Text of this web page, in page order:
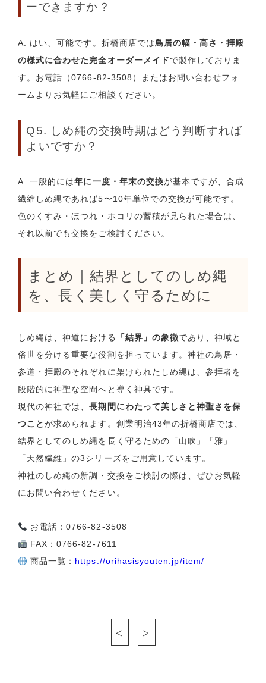
ーできますか？
A. はい、可能です。折橋商店では鳥居の幅・高さ・拝殿
の様式に合わせた完全オーダーメイドで製作しておりま
す。お電話（0766-82-3508）またはお問い合わせフォ
ームよりお気軽にご相談ください。
Q5. しめ縄の交換時期はどう判断すれば
よいですか？
A. 一般的には年に一度・年末の交換が基本ですが、合成
繊維しめ縄であれば5〜10年単位での交換が可能です。
色のくすみ・ほつれ・ホコリの蓄積が見られた場合は、
それ以前でも交換をご検討ください。
まとめ｜結界としてのしめ縄
を、長く美しく守るために
しめ縄は、神道における 「結界」の象徴であり、神域と
俗世を分ける重要な役割を担っています。神社の鳥居・
参道・拝殿のそれぞれに架けられたしめ縄は、参拝者を
段階的に神聖な空間へと導く神具です。
現代の神社では、長期間にわたって美しさと神聖さを保
つことが求められます。創業明治43年の折橋商店では、
結界としてのしめ縄を長く守るための「山吹」「雅」
「天然繊維」の3シリーズをご用意しています。
神社のしめ縄の新調・交換をご検討の際は、ぜひお気軽
にお問い合わせください。
お電話：0766-82-3508
FAX：0766-82-7611
商品一覧： https://orihasisyouten.jp/item/
< >